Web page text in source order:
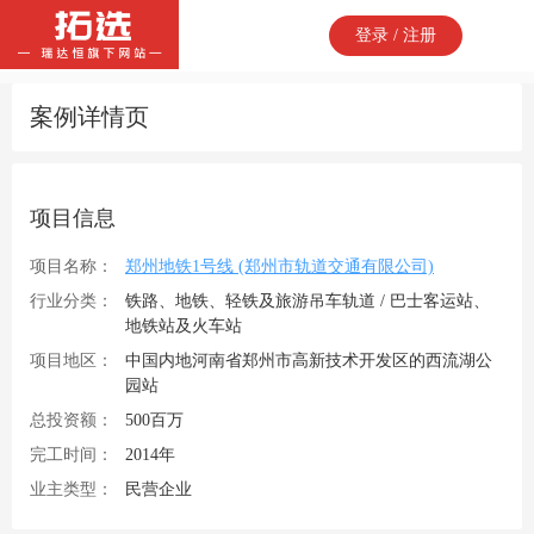
登录 / 注册
案例详情页
项目信息
项目名称：
郑州地铁1号线 (郑州市轨道交通有限公司)
行业分类：
铁路、地铁、轻铁及旅游吊车轨道 / 巴士客运站、
地铁站及火车站
项目地区：
中国内地河南省郑州市高新技术开发区的西流湖公
园站
总投资额：
500百万
完工时间：
2014年
业主类型：
民营企业